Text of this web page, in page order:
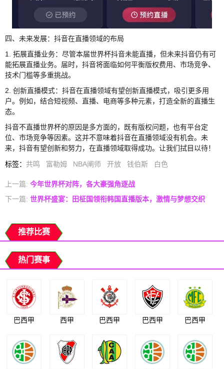
四、未来发展：抖音在直播领域的布局
1. 拓展直播业务：尽管本届世界杯抖音未能直播，但未来抖音仍有可
能拓展直播业务。届时，抖音将面临如何平衡版权费用、市场竞争、
技术门槛等多重挑战。
2. 创新直播模式：抖音在直播领域有望创新直播模式，吸引更多用
户。例如，结合短视频、直播、电商等多种元素，打造全新的直播生
态。
抖音不直播世界杯的原因是多方面的，既有版权问题，也有平台定
位、市场竞争等因素。这并不意味着抖音在直播领域没有机会。未
来，抖音有望创新和努力，在直播领域取得成功。让我们拭目以待！
标签： 共鸣 富勒姆 NBA阐师 开放 钱伯斯 白色
上一篇: 今年世界杯对阵，各大豪强角逐战
下一篇: 世界杯盛宴：田柾国领衔韩国直播版本，激情与梦想交织
推荐比赛
热门赛事
巴西甲 西甲 巴西甲 巴西甲 巴西甲